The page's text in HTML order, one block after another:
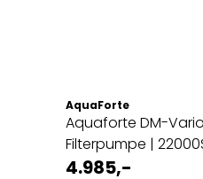
AquaForte
Aquaforte DM-
Filterpumpe |
4.985,-